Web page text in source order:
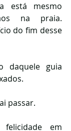
está mesmo
na praia.
do fim desse
daquele guia
passar.
em